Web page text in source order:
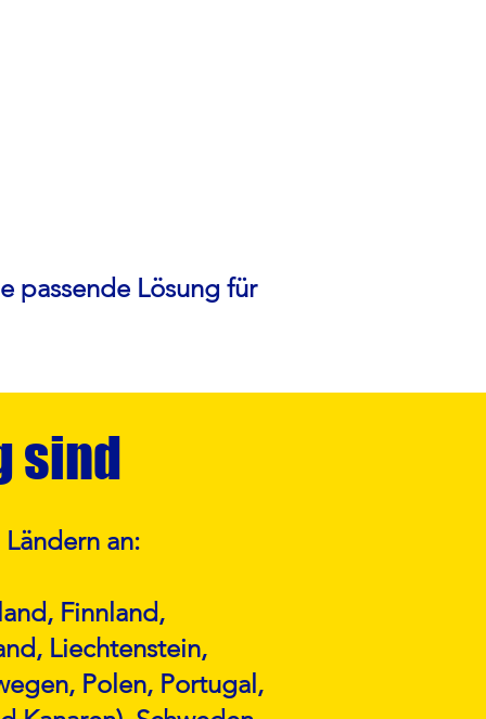
passende Lösung für
sind
an:
Finnland,
Liechtenstein,
Polen, Portugal,